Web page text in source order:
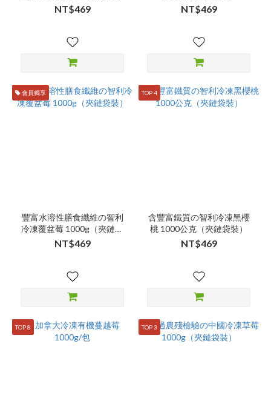
NT$469 NT$469
會員獨享
豐富水溶性膳食纖維の智利
冷凍覆盆莓 1000g（夾鏈袋
裝）
NT$469
TOP 4
含豐富鐵質の智利冷凍黑櫻
桃 1000公克（夾鏈袋裝）
NT$469
TOP 8 TOP 3